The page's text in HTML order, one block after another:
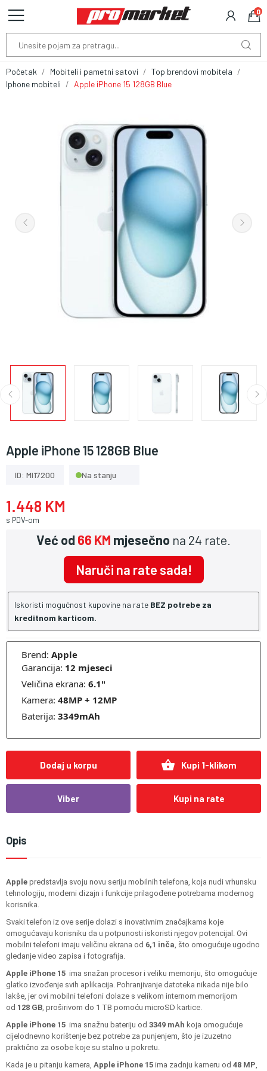
0
Početak Mobiteli i pametni satovi
Top brendovi mobitela
Iphone mobiteli
Apple iPhone 15 128GB Blue
Apple iPhone 15 128GB Blue
ID: MI17200 Na stanju
1.448 KM
s PDV-om
Već od66 KM mjesečno na 24 rate.
Naruči na rate sada!
Iskoristi mogućnost kupovine na rate BEZ potrebe za
kreditnom karticom.
Brend: Apple
Garancija: 12 mjeseci
Veličina ekrana: 6.1"
Kamera: 48MP + 12MP
Baterija: 3349mAh
Dodaj u korpu shopping_basket Kupi 1-klikom
Viber Kupi na rate
Opis
Apple predstavlja svoju novu seriju mobilnih telefona, koja nudi vrhunsku
tehnologiju, moderni dizajn i funkcije prilagođene potrebama modernog
korisnika.
Svaki telefon iz ove serije dolazi s inovativnim značajkama koje
omogućavaju korisniku da u potpunosti iskoristi njegov potencijal. Ovi
mobilni telefoni imaju veličinu ekrana od 6,1 inča, što omogućuje ugodno
gledanje video zapisa i fotografija.
Apple iPhone 15 ima snažan procesor i veliku memoriju, što omogućuje
glatko izvođenje svih aplikacija. Pohranjivanje datoteka nikada nije bilo
lakše, jer ovi mobilni telefoni dolaze s velikom internom memorijom
od 128 GB, proširivom do 1 TB pomoću microSD kartice.
Apple iPhone 15 ima snažnu bateriju od 3349 mAh koja omogućuje
cijelodnevno korištenje bez potrebe za punjenjem, što je izuzetno
praktično za osobe koje su stalno u pokretu.
Kada je u pitanju kamera, Apple iPhone 15 ima zadnju kameru od 48 MP,